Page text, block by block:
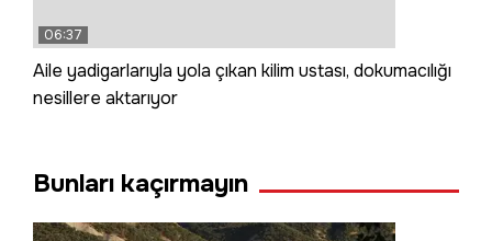
06:37
Aile yadigarlarıyla yola çıkan kilim ustası, dokumacılığı
nesillere aktarıyor
Bunları kaçırmayın